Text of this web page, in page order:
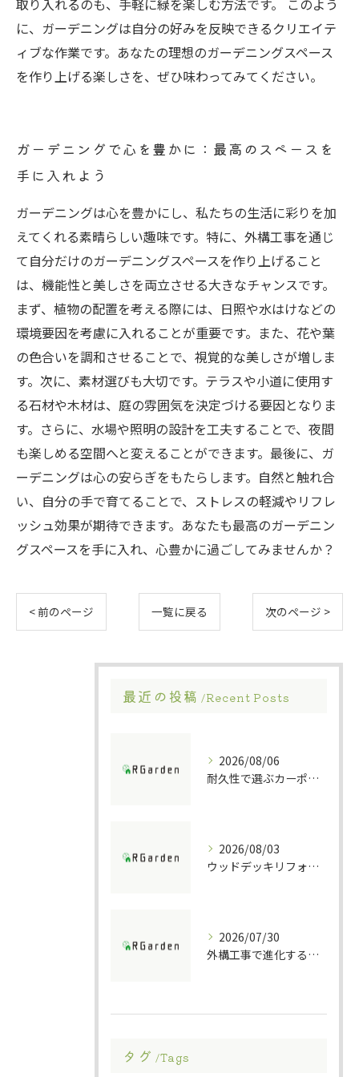
取り入れるのも、手軽に緑を楽しむ方法です。 このよう
に、ガーデニングは自分の好みを反映できるクリエイテ
ィブな作業です。あなたの理想のガーデニングスペース
を作り上げる楽しさを、ぜひ味わってみてください。
ガーデニングで心を豊かに：最高のスペースを
手に入れよう
ガーデニングは心を豊かにし、私たちの生活に彩りを加
えてくれる素晴らしい趣味です。特に、外構工事を通じ
て自分だけのガーデニングスペースを作り上げること
は、機能性と美しさを両立させる大きなチャンスです。
まず、植物の配置を考える際には、日照や水はけなどの
環境要因を考慮に入れることが重要です。また、花や葉
の色合いを調和させることで、視覚的な美しさが増しま
す。次に、素材選びも大切です。テラスや小道に使用す
る石材や木材は、庭の雰囲気を決定づける要因となりま
す。さらに、水場や照明の設計を工夫することで、夜間
も楽しめる空間へと変えることができます。最後に、ガ
ーデニングは心の安らぎをもたらします。自然と触れ合
い、自分の手で育てることで、ストレスの軽減やリフレ
ッシュ効果が期待できます。あなたも最高のガーデニン
グスペースを手に入れ、心豊かに過ごしてみませんか？
< 前のページ 一覧に戻る 次のページ >
最近の投稿 Recent Posts
2026/08/06
耐久性で選ぶカーポート素材の特徴
2026/08/03
ウッドデッキリフォームの重要ポイント解説
2026/07/30
外構工事で進化する防犯ポストの技術
タグ Tags